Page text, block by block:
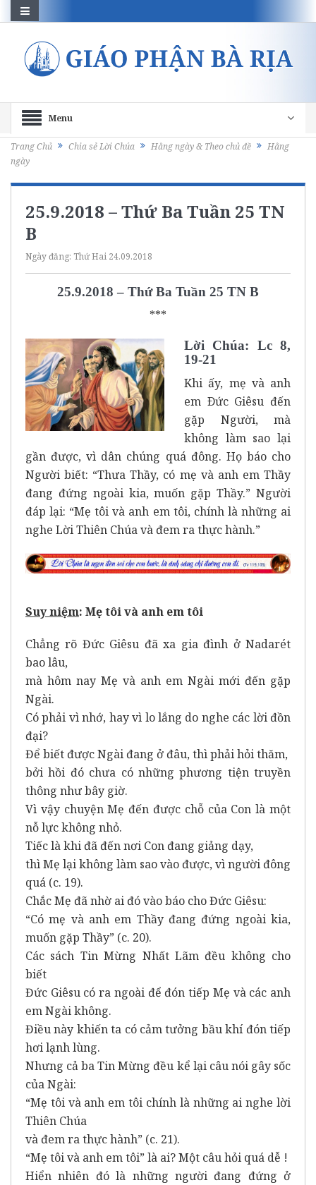
Menu
Trang Chủ Chia sẻ Lời Chúa Hằng ngày & Theo chủ đề
Hằng
ngày
25.9.2018 – Thứ Ba Tuần 25 TN
B
Ngày đăng: Thứ Hai 24.09.2018
25.9.2018 – Thứ Ba Tuần 25 TN B
***
Lời Chúa: Lc 8,
19-21
Khi ấy, mẹ và anh
em Ðức Giêsu đến
gặp Người, mà
không làm sao lại
gần được, vì dân chúng quá đông. Họ báo cho
Người biết: “Thưa Thầy, có mẹ và anh em Thầy
đang đứng ngoài kia, muốn gặp Thầy.” Người
đáp lại: “Mẹ tôi và anh em tôi, chính là những ai
nghe Lời Thiên Chúa và đem ra thực hành.”
Suy niệm: Mẹ tôi và anh em tôi
Chẳng rõ Đức Giêsu đã xa gia đình ở Nadarét
bao lâu,
mà hôm nay Mẹ và anh em Ngài mới đến gặp
Ngài.
Có phải vì nhớ, hay vì lo lắng do nghe các lời đồn
đại?
Để biết được Ngài đang ở đâu, thì phải hỏi thăm,
bởi hồi đó chưa có những phương tiện truyền
thông như bây giờ.
Vì vậy chuyện Mẹ đến được chỗ của Con là một
nỗ lực không nhỏ.
Tiếc là khi đã đến nơi Con đang giảng dạy,
thì Mẹ lại không làm sao vào được, vì người đông
quá (c. 19).
Chắc Mẹ đã nhờ ai đó vào báo cho Đức Giêsu:
“Có mẹ và anh em Thầy đang đứng ngoài kia,
muốn gặp Thầy” (c. 20).
Các sách Tin Mừng Nhất Lãm đều không cho
biết
Đức Giêsu có ra ngoài để đón tiếp Mẹ và các anh
em Ngài không.
Điều này khiến ta có cảm tưởng bầu khí đón tiếp
hơi lạnh lùng.
Nhưng cả ba Tin Mừng đều kể lại câu nói gây sốc
của Ngài:
“Mẹ tôi và anh em tôi chính là những ai nghe lời
Thiên Chúa
và đem ra thực hành” (c. 21).
“Mẹ tôi và anh em tôi” là ai? Một câu hỏi quá dễ !
Hiển nhiên đó là những người đang đứng ở